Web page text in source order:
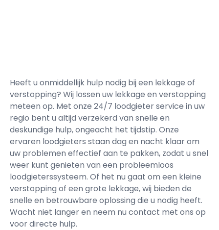
Heeft u onmiddellijk hulp nodig bij een lekkage of
verstopping? Wij lossen uw lekkage en verstopping
meteen op. Met onze 24/7 loodgieter service in uw
regio bent u altijd verzekerd van snelle en
deskundige hulp, ongeacht het tijdstip. Onze
ervaren loodgieters staan dag en nacht klaar om
uw problemen effectief aan te pakken, zodat u snel
weer kunt genieten van een probleemloos
loodgieterssysteem. Of het nu gaat om een kleine
verstopping of een grote lekkage, wij bieden de
snelle en betrouwbare oplossing die u nodig heeft.
Wacht niet langer en neem nu contact met ons op
voor directe hulp.